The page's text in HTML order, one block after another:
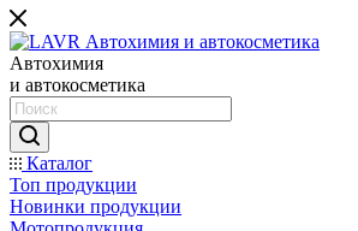
Автохимия
и автокосметика
Каталог
Топ продукции
Новинки продукции